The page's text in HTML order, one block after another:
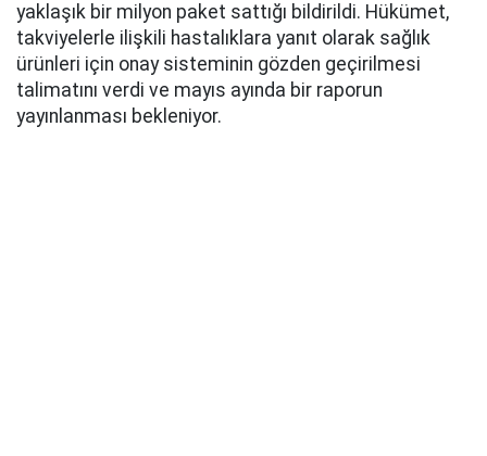
yaklaşık bir milyon paket sattığı bildirildi. Hükümet,
takviyelerle ilişkili hastalıklara yanıt olarak sağlık
ürünleri için onay sisteminin gözden geçirilmesi
talimatını verdi ve mayıs ayında bir raporun
yayınlanması bekleniyor.